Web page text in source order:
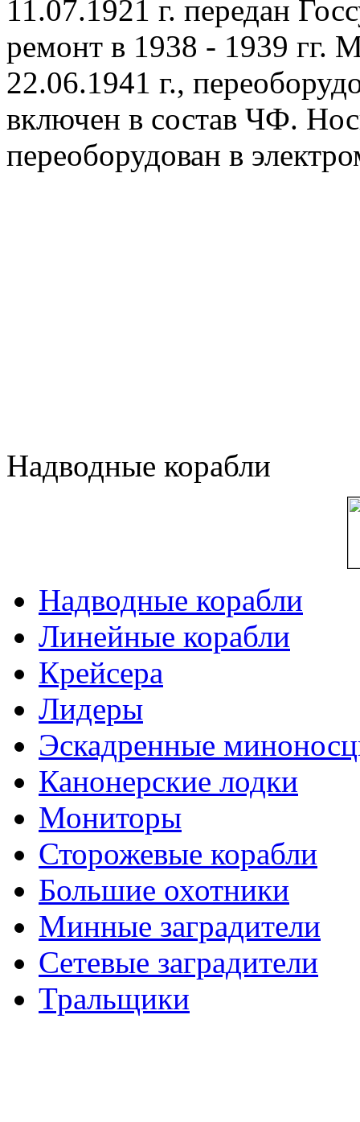
11.07.1921 г. передан
ремонт в 1938 - 1939 гг.
22.06.1941 г.,
включен в состав ЧФ.
переоборудован в
Надводные корабли
Надводные корабли
Линейные корабли
Крейсера
Лидеры
Эскадренные
Канонерские лодки
Мониторы
Сторожевые корабли
Большие охотники
Минные заградители
Сетевые заградители
Тральщики